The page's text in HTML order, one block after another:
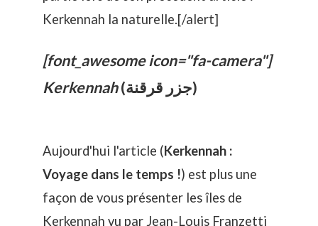
Kerkennah la naturelle.[/alert]
[font_awesome icon="fa-camera"]
Kerkennah
(جزر قرقنة)
Aujourd'hui l'article (Kerkennah :
Voyage dans le temps !) est plus une
façon de vous présenter les îles de
Kerkennah vu par Jean-Louis Franzetti